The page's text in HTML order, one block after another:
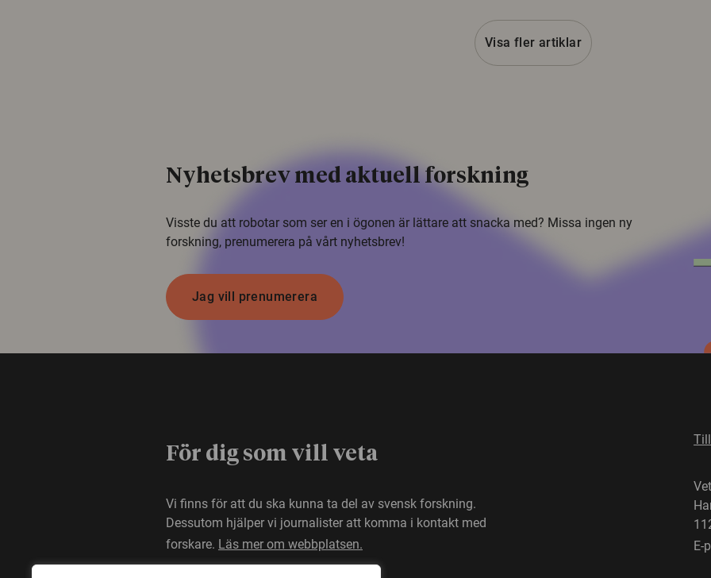
Visa fler artiklar
Nyhetsbrev med aktuell forskning
Visste du att robotar som ser en i ögonen är lättare att snacka med? Missa ingen ny
forskning, prenumerera på vårt nyhetsbrev!
Jag vill prenumerera
För dig som vill veta
Vi finns för att du ska kunna ta del av svensk forskning.
Dessutom hjälper vi journalister att komma i kontakt med
forskare. Läs mer om webbplatsen.
E-